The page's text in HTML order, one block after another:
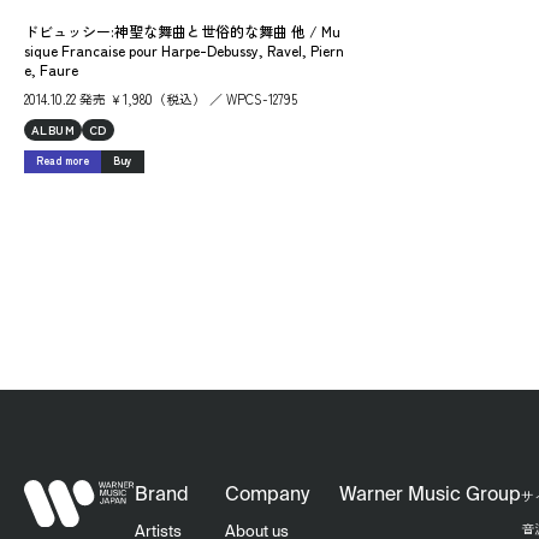
ドビュッシー:神聖な舞曲と世俗的な舞曲 他 / Mu
sique Francaise pour Harpe-Debussy, Ravel, Piern
e, Faure
2014.10.22 発売 ￥1,980（税込） ／ WPCS-12795
ALBUM CD
Read more Buy
Brand
Artists
Company
About us
Warner Music Groupサ
音